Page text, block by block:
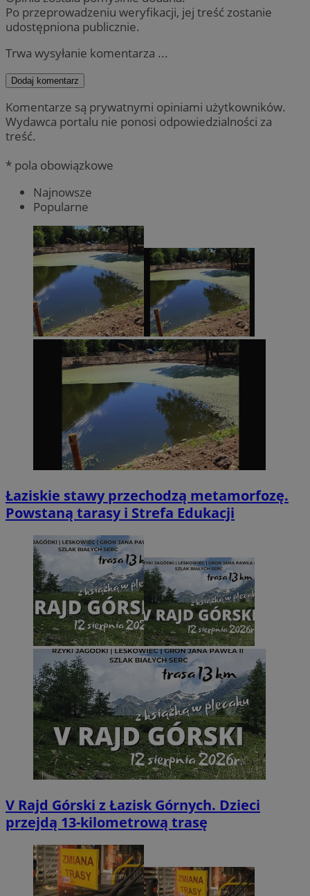
Po przeprowadzeniu weryfikacji, jej treść zostanie
udostępniona publicznie.
Trwa wysyłanie komentarza ...
Dodaj komentarz
Komentarze są prywatnymi opiniami użytkowników.
Wydawca portalu nie ponosi odpowiedzialności za
treść.
* pola obowiązkowe
Najnowsze
Popularne
Łaziskie stawy przechodzą metamorfozę.
Powstaną tarasy i Strefa Edukacji
V Rajd Górski z Łazisk Górnych. Dzieci
przejdą 13-kilometrową trasę